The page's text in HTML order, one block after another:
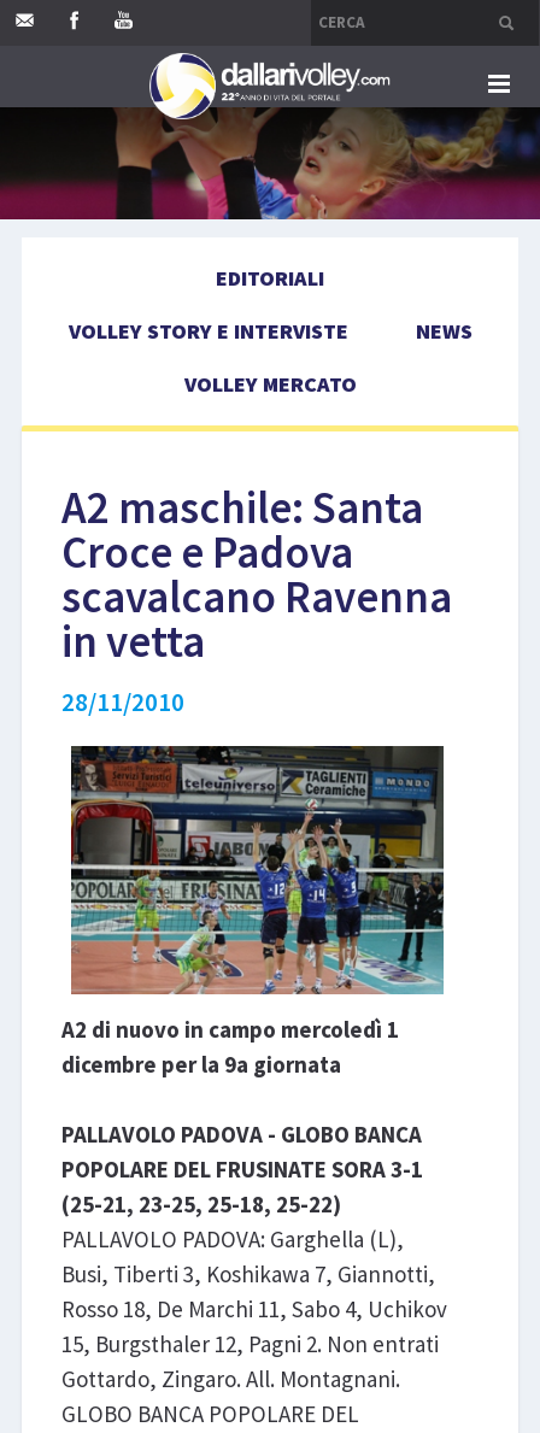
HOME
EVENTI
LIBRI
EDITORIALI
VOLLEY STORY E INTERVISTE
NEWS
VOLLEY MERCATO
A2 maschile: Santa
Croce e Padova
scavalcano Ravenna
in vetta
28/11/2010
A2 di nuovo in campo mercoledì 1
dicembre per la 9a giornata
PALLAVOLO PADOVA - GLOBO BANCA
POPOLARE DEL FRUSINATE SORA 3-1
(25-21, 23-25, 25-18, 25-22)
PALLAVOLO PADOVA: Garghella (L),
Busi, Tiberti 3, Koshikawa 7, Giannotti,
Rosso 18, De Marchi 11, Sabo 4, Uchikov
15, Burgsthaler 12, Pagni 2. Non entrati
Gottardo, Zingaro. All. Montagnani.
GLOBO BANCA POPOLARE DEL